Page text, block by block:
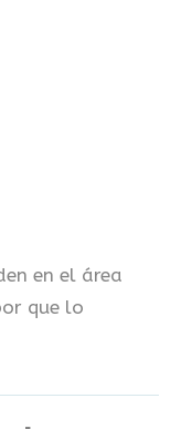
en el área
que lo